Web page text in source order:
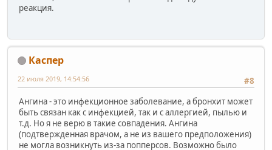
реакция.
Каспер
#8
22 июля 2019, 14:54:56
Ангина - это инфекционное заболевание, а бронхит может
быть связан как с инфекцией, так и с аллергией, пылью и
т.д. Но я не верю в такие совпадения. Ангина
(подтвержденная врачом, а не из вашего предположения)
не могла возникнуть из-за попперсов. Возможно было